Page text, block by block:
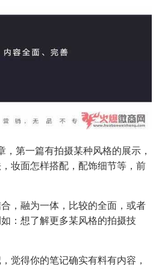
第一篇有拍摄某种风格的展示，
妆面怎样搭配，配饰细节等，前
融为一体，比较的全面，或者
：想了解更多某风格的拍摄技
得你的笔记确实有料有内容，